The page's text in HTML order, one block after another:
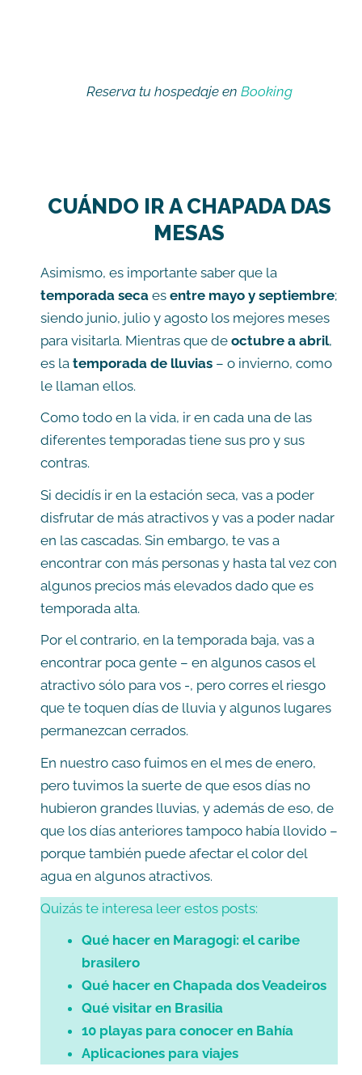
Reserva tu hospedaje en Booking
CUÁNDO IR A CHAPADA DAS
MESAS
Asimismo, es importante saber que la
temporada seca es entre mayo y septiembre;
siendo junio, julio y agosto los mejores meses
para visitarla. Mientras que de octubre a abril,
es la temporada de lluvias – o invierno, como
le llaman ellos.
Como todo en la vida, ir en cada una de las
diferentes temporadas tiene sus pro y sus
contras.
Si decidís ir en la estación seca, vas a poder
disfrutar de más atractivos y vas a poder nadar
en las cascadas. Sin embargo, te vas a
encontrar con más personas y hasta tal vez con
algunos precios más elevados dado que es
temporada alta.
Por el contrario, en la temporada baja, vas a
encontrar poca gente – en algunos casos el
atractivo sólo para vos -, pero corres el riesgo
que te toquen días de lluvia y algunos lugares
permanezcan cerrados.
En nuestro caso fuimos en el mes de enero,
pero tuvimos la suerte de que esos días no
hubieron grandes lluvias, y además de eso, de
que los días anteriores tampoco había llovido –
porque también puede afectar el color del
agua en algunos atractivos.
Quizás te interesa leer estos posts:
Qué hacer en Maragogi: el caribe
brasilero
Qué hacer en Chapada dos Veadeiros
Qué visitar en Brasilia
10 playas para conocer en Bahía
Aplicaciones para viajes